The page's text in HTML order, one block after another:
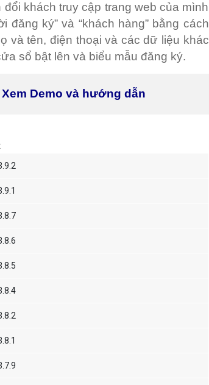
đổi khách truy cập trang web của mình
đăng ký” và “khách hàng” bằng cách
và tên, điện thoại và các dữ liệu khác
sổ bật lên và biểu mẫu đăng ký.
Xem Demo và hướng dẫn